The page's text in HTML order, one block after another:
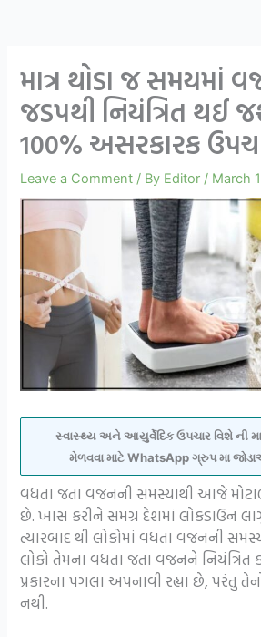
માત્ર થોડા જ સમયમાં
જડપથી નિયંત્રિત થઈ
100% અસરકારક
Leave a Comment / By Editor / March
સ્વાસ્થ્ય અને આયુર્વેદિક ઉપચાર વિશે ની
મેળવવા માટે WhatsApp ગ્રુપ મા
વધતા જતા વજનની સમસ્યાથી આજે
છે. ખાસ કરીને સમગ્ર દેશમાં લોકડાઉન
ત્યારબાદ થી લોકોમાં વધતા વજનની
લોકો તેમના વધતા જતા વજનને નિયંત્રિત
પ્રકારના પગલા અપનાવી રહ્યા છે, પરંતુ
નથી.